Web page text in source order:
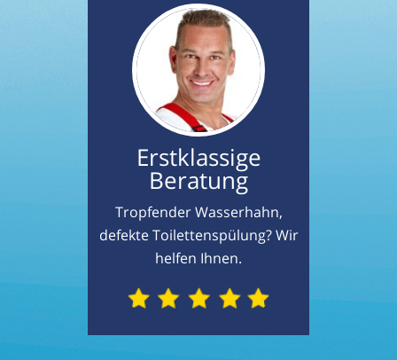
Erstklassige
Beratung
Tropfender Wasserhahn,
defekte Toilettenspülung? Wir
helfen Ihnen.